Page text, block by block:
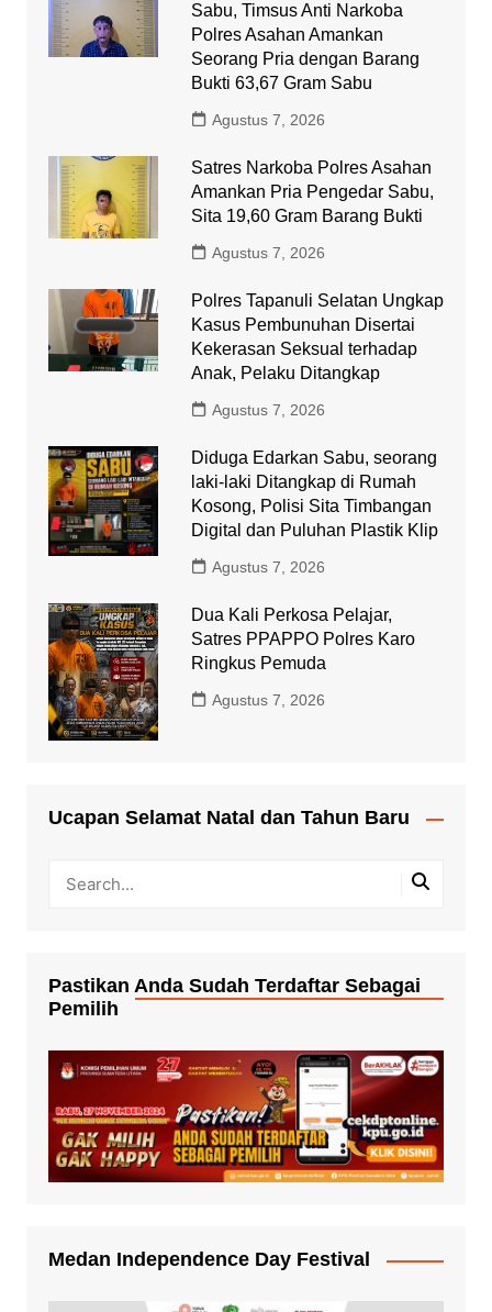
Sabu, Timsus Anti Narkoba
Polres Asahan Amankan
Seorang Pria dengan Barang
Bukti 63,67 Gram Sabu
Agustus 7, 2026
Satres Narkoba Polres Asahan
Amankan Pria Pengedar Sabu,
Sita 19,60 Gram Barang Bukti
Agustus 7, 2026
Polres Tapanuli Selatan Ungkap
Kasus Pembunuhan Disertai
Kekerasan Seksual terhadap
Anak, Pelaku Ditangkap
Agustus 7, 2026
Diduga Edarkan Sabu, seorang
laki-laki Ditangkap di Rumah
Kosong, Polisi Sita Timbangan
Digital dan Puluhan Plastik Klip
Agustus 7, 2026
Dua Kali Perkosa Pelajar,
Satres PPAPPO Polres Karo
Ringkus Pemuda
Agustus 7, 2026
Ucapan Selamat Natal dan Tahun Baru
Pastikan Anda Sudah Terdaftar Sebagai
Pemilih
Medan Independence Day Festival